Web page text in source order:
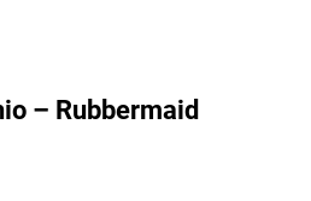
– Rubbermaid